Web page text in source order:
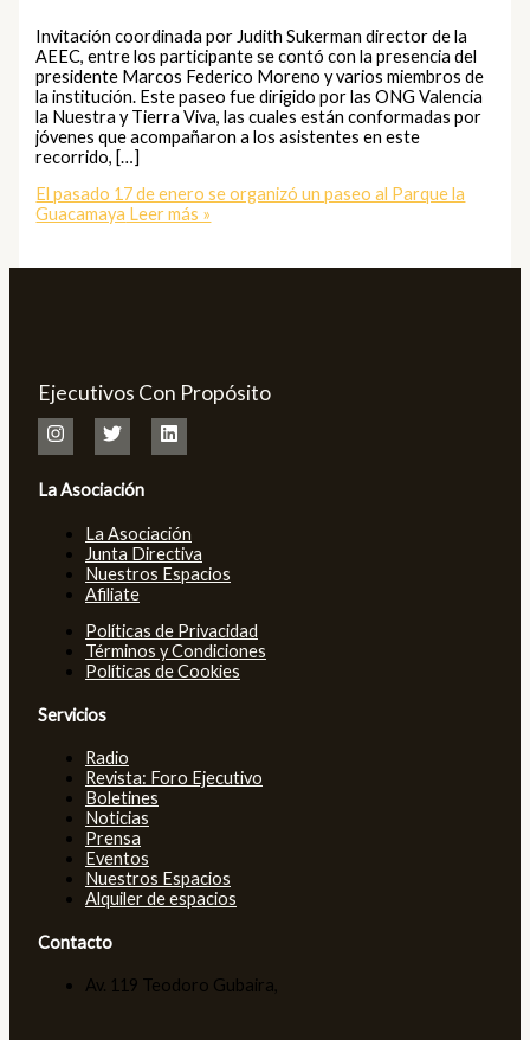
Invitación coordinada por Judith Sukerman director de la
AEEC, entre los participante se contó con la presencia del
presidente Marcos Federico Moreno y varios miembros de
la institución. Este paseo fue dirigido por las ONG Valencia
la Nuestra y Tierra Viva, las cuales están conformadas por
jóvenes que acompañaron a los asistentes en este
recorrido, […]
El pasado 17 de enero se organizó un paseo al Parque la
Guacamaya Leer más »
Ejecutivos Con Propósito
La Asociación
La Asociación
Junta Directiva
Nuestros Espacios
Afiliate
Políticas de Privacidad
Términos y Condiciones
Políticas de Cookies
Servicios
Radio
Revista: Foro Ejecutivo
Boletines
Noticias
Prensa
Eventos
Nuestros Espacios
Alquiler de espacios
Contacto
Av. 119 Teodoro Gubaira,